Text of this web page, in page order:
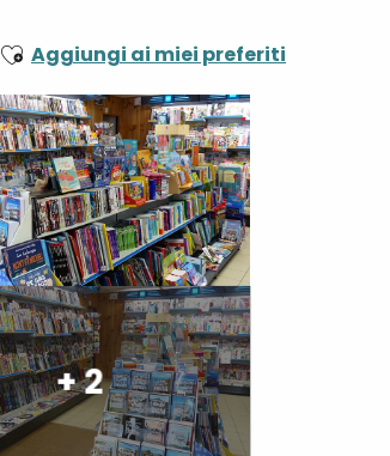
Ajouter aux favoris
Aggiungi ai miei preferiti
+ 2